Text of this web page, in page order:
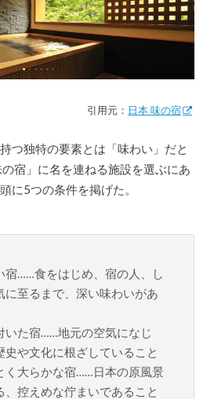
引用元： 日本 味の宿
つ独特の要素とは「味わい」だと
宿」に名を連ねる施設を選ぶにあ
に5つの条件を掲げた。
宿……食をはじめ、宿の人、し
に至るまで、深い味わいがあ
いた宿……地元の空気になじ
史や文化に根ざしていること
く大らかな宿……日本の原風景
、控えめな佇まいであること